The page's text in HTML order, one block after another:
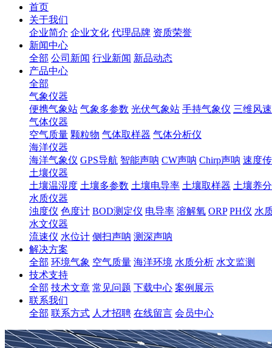
首页
关于我们
企业简介 企业文化 代理品牌 资质荣誉
新闻中心
全部 公司新闻 行业新闻 新品动态
产品中心
全部
气象仪器
便携气象站 气象多参数 光伏气象站 手持气象仪 三维风
气体仪器
空气质量 颗粒物 气体取样器 气体分析仪
海洋仪器
海洋气象仪 GPS导航 智能声呐 CW声呐 Chirp声呐 速度
土壤仪器
土壤温湿度 土壤多参数 土壤电导率 土壤取样器 土壤养
水质仪器
浊度仪 色度计 BOD测定仪 电导率 溶解氧 ORP PH仪 水
水文仪器
流速仪 水位计 侧扫声呐 测深声呐
解决方案
全部 环境气象 空气质量 海洋环境 水质分析 水文监测
技术支持
全部 技术文章 常见问题 下载中心 案例展示
联系我们
全部 联系方式 人才招聘 在线留言 会员中心